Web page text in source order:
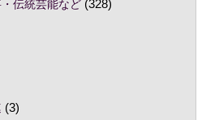
伝統芸能など(328)
(3)